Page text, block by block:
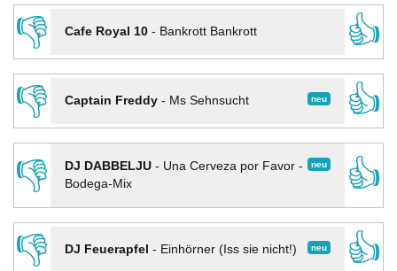
👎
Cafe Royal 10- Bankrott Bankrott
👍
👎
neu
Captain Freddy- Ms Sehnsucht
👍
👎
neu
DJ DABBELJU- Una Cerveza por Favor -
Bodega-Mix
👍
👎
neu
DJ Feuerapfel - Einhörner (Iss sie nicht!)
👍